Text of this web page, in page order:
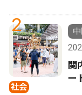
2
社会
関
ー